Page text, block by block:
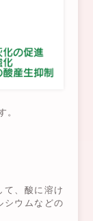
て、酸に溶け
シウムなどの